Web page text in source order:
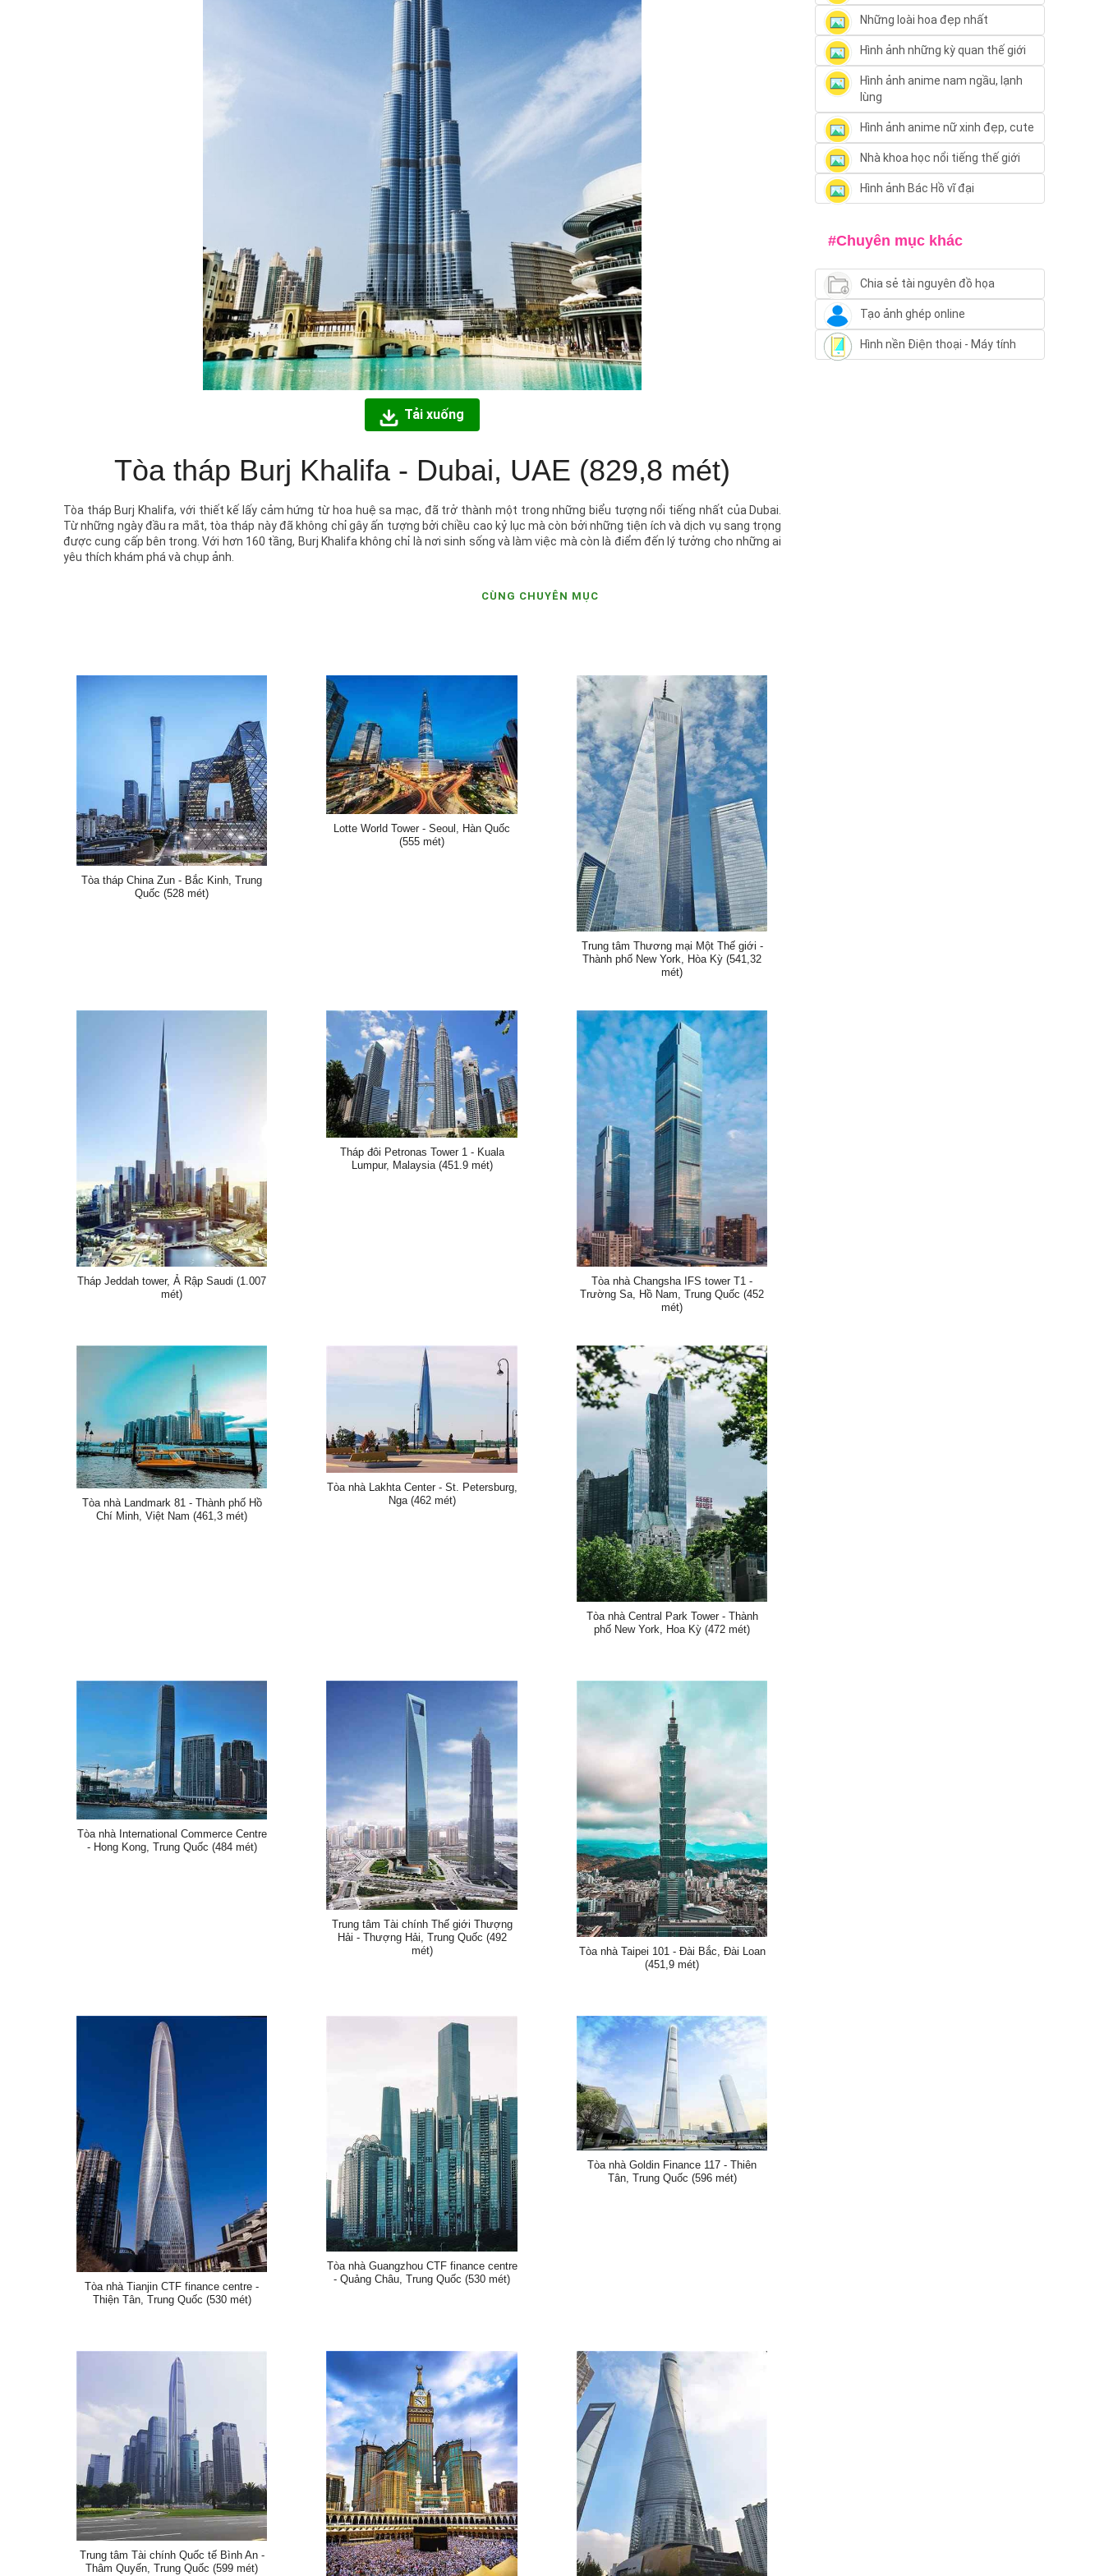
Tải xuống
Tòa tháp Burj Khalifa - Dubai, UAE (829,8 mét)
Tòa tháp Burj Khalifa, với thiết kế lấy cảm hứng từ hoa huệ sa mạc, đã trở thành một trong những biểu tượng nổi tiếng nhất của Dubai.
Từ những ngày đầu ra mắt, tòa tháp này đã không chỉ gây ấn tượng bởi chiều cao kỷ lục mà còn bởi những tiện ích và dịch vụ sang trọng
được cung cấp bên trong. Với hơn 160 tầng, Burj Khalifa không chỉ là nơi sinh sống và làm việc mà còn là điểm đến lý tưởng cho những ai
yêu thích khám phá và chụp ảnh.
CÙNG CHUYÊN MỤC
Tòa tháp China Zun - Bắc Kinh, Trung
Quốc (528 mét)
Lotte World Tower - Seoul, Hàn Quốc
(555 mét)
Trung tâm Thương mại Một Thế giới -
Thành phố New York, Hòa Kỳ (541,32
mét)
Tháp Jeddah tower, Ả Rập Saudi (1.007
mét)
Tháp đôi Petronas Tower 1 - Kuala
Lumpur, Malaysia (451.9 mét)
Tòa nhà Changsha IFS tower T1 -
Trường Sa, Hồ Nam, Trung Quốc (452
mét)
Tòa nhà Landmark 81 - Thành phố Hồ
Chí Minh, Việt Nam (461,3 mét)
Tòa nhà Lakhta Center - St. Petersburg,
Nga (462 mét)
Tòa nhà Central Park Tower - Thành
phố New York, Hoa Kỳ (472 mét)
Tòa nhà International Commerce Centre
- Hong Kong, Trung Quốc (484 mét)
Trung tâm Tài chính Thế giới Thượng
Hải - Thượng Hải, Trung Quốc (492
mét)
Tòa nhà Taipei 101 - Đài Bắc, Đài Loan
(451,9 mét)
Tòa nhà Tianjin CTF finance centre -
Thiện Tân, Trung Quốc (530 mét)
Tòa nhà Guangzhou CTF finance centre
- Quảng Châu, Trung Quốc (530 mét)
Tòa nhà Goldin Finance 117 - Thiên
Tân, Trung Quốc (596 mét)
Trung tâm Tài chính Quốc tế Bình An -
Thâm Quyến, Trung Quốc (599 mét)
Những loài hoa đẹp nhất
Hình ảnh những kỳ quan thế giới
Hình ảnh anime nam ngầu, lạnh
lùng
Hình ảnh anime nữ xinh đẹp, cute
Nhà khoa học nổi tiếng thế giới
Hình ảnh Bác Hồ vĩ đại
#Chuyên mục khác
Chia sẻ tài nguyên đồ họa
Tạo ảnh ghép online
Hình nền Điện thoại - Máy tính